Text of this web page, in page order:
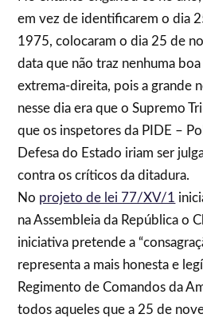
em vez de identificarem o dia
1975, colocaram o dia 25 de
data que não traz nenhuma
extrema-direita, pois a grande
nesse dia era que o Supremo
que os inspetores da PIDE –
Defesa do Estado iriam ser
contra os críticos da ditadura.
No projeto de lei 77/XV/1
na Assembleia da República o
iniciativa pretende a
representa a mais honesta e
Regimento de Comandos da
todos aqueles que a 25 de